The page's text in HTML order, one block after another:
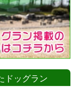
ドッグラン